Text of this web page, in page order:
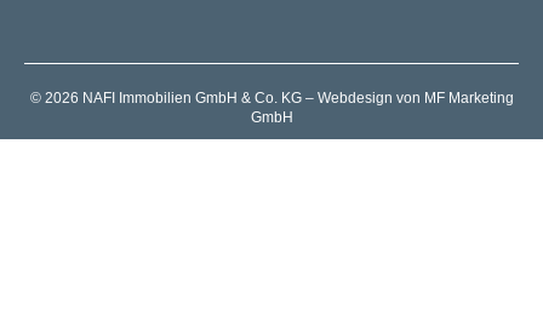
© 2026 NAFI Immobilien GmbH & Co. KG – Webdesign von MF Marketing
GmbH